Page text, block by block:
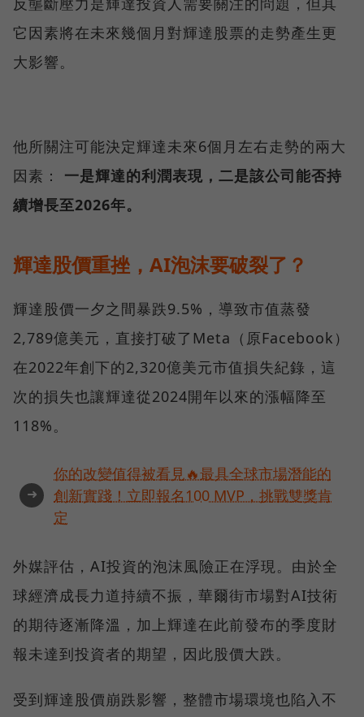
它因素將在未來幾個月對輝達股票的走勢產生更
大影響。
他所關注可能決定輝達未來6個月左右走勢的兩大
因素： 一是輝達的利潤表現，二是該公司能否持
續增長至2026年。
輝達股價重挫，AI泡沫要破裂了？
輝達股價一夕之間暴跌9.5%，導致市值蒸發
2,789億美元，直接打破了Meta（原Facebook）
在2022年創下的2,320億美元市值損失紀錄，這
次的損失也讓輝達從2024開年以來的漲幅降至
118%。
➜
你的改變值得被看見🔥最具全球市場潛能的
創新實踐！立即報名100 MVP，挑戰雙獎肯
定
外媒評估，AI投資的泡沫風險正在浮現。由於全
球經濟成長力道持續不振，華爾街市場對AI技術
的期待逐漸降溫，加上輝達在此前發布的季度財
報未達到投資者的期望，因此股價大跌。
受到輝達股價崩跌影響，整體市場環境也陷入不